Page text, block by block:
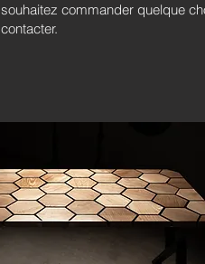
souhaitez commander quelque
contacter.